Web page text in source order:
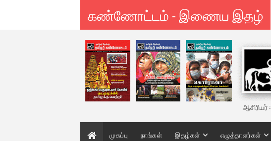
கண்ணோட்டம் - இணைய இதழ்
ஆசிரியர் :
முகப்பு நாங்கள் இதழ்கள் எழுத்தாளர்கள்